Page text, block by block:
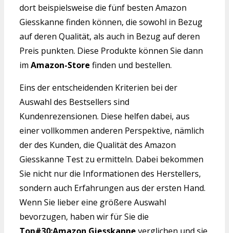
dort beispielsweise die fünf besten Amazon
Giesskanne finden können, die sowohl in Bezug
auf deren Qualität, als auch in Bezug auf deren
Preis punkten. Diese Produkte können Sie dann
im Amazon-Store finden und bestellen.
Eins der entscheidenden Kriterien bei der
Auswahl des Bestsellers sind
Kundenrezensionen. Diese helfen dabei, aus
einer vollkommen anderen Perspektive, nämlich
der des Kunden, die Qualität des Amazon
Giesskanne Test zu ermitteln. Dabei bekommen
Sie nicht nur die Informationen des Herstellers,
sondern auch Erfahrungen aus der ersten Hand.
Wenn Sie lieber eine größere Auswahl
bevorzugen, haben wir für Sie die